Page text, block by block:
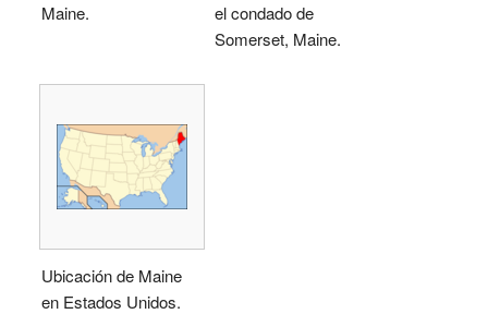
Maine.
el condado de
Somerset, Maine.
Ubicación de Maine
en Estados Unidos.